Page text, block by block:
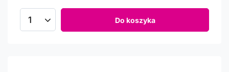
Ilość produktów Do koszyka